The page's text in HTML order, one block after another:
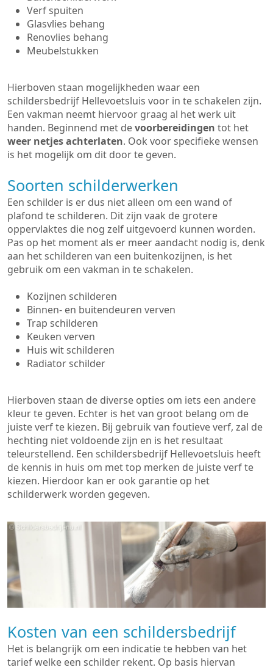
Verf spuiten
Glasvlies behang
Renovlies behang
Meubelstukken
Hierboven staan mogelijkheden waar een
schildersbedrijf Hellevoetsluis voor in te schakelen zijn.
Een vakman neemt hiervoor graag al het werk uit
handen. Beginnend met devoorbereidingen tot het
weer netjes achterlaten. Ook voor specifieke wensen
is het mogelijk om dit door te geven.
Soorten schilderwerken
Een schilder is er dus niet alleen om een wand of
plafond te schilderen. Dit zijn vaak de grotere
oppervlaktes die nog zelf uitgevoerd kunnen worden.
Pas op het moment als er meer aandacht nodig is, denk
aan het schilderen van een buitenkozijnen, is het
gebruik om een vakman in te schakelen.
Kozijnen schilderen
Binnen- en buitendeuren verven
Trap schilderen
Keuken verven
Huis wit schilderen
Radiator schilder
Hierboven staan de diverse opties om iets een andere
kleur te geven. Echter is het van groot belang om de
juiste verf te kiezen. Bij gebruik van foutieve verf, zal de
hechting niet voldoende zijn en is het resultaat
teleurstellend. Een schildersbedrijf Hellevoetsluis heeft
de kennis in huis om met top merken de juiste verf te
kiezen. Hierdoor kan er ook garantie op het
schilderwerk worden gegeven.
Kosten van een schildersbedrijf
Het is belangrijk om een indicatie te hebben van het
tarief welke een schilder rekent. Op basis hiervan